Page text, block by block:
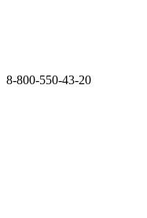
8-800-550-43-20